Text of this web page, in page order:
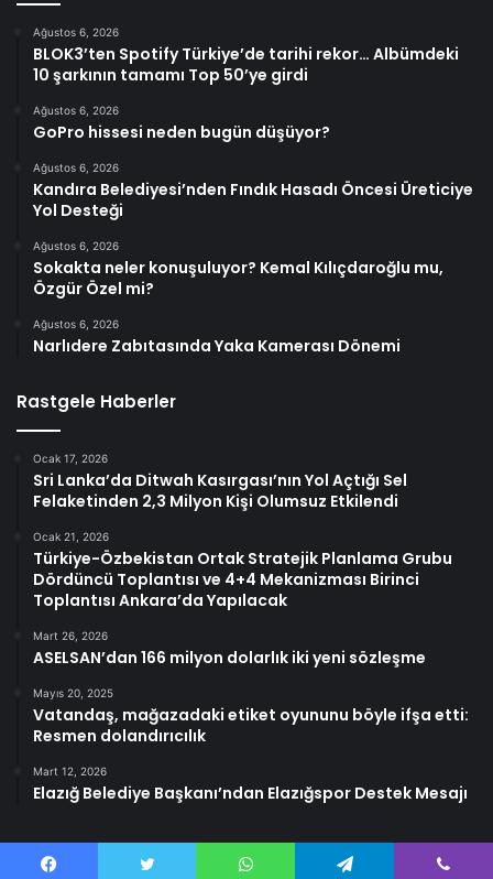
Ağustos 6, 2026
BLOK3’ten Spotify Türkiye’de tarihi rekor… Albümdeki
10 şarkının tamamı Top 50’ye girdi
Ağustos 6, 2026
GoPro hissesi neden bugün düşüyor?
Ağustos 6, 2026
Kandıra Belediyesi’nden Fındık Hasadı Öncesi Üreticiye
Yol Desteği
Ağustos 6, 2026
Sokakta neler konuşuluyor? Kemal Kılıçdaroğlu mu,
Özgür Özel mi?
Ağustos 6, 2026
Narlıdere Zabıtasında Yaka Kamerası Dönemi
Rastgele Haberler
Ocak 17, 2026
Sri Lanka’da Ditwah Kasırgası’nın Yol Açtığı Sel
Felaketinden 2,3 Milyon Kişi Olumsuz Etkilendi
Ocak 21, 2026
Türkiye-Özbekistan Ortak Stratejik Planlama Grubu
Dördüncü Toplantısı ve 4+4 Mekanizması Birinci
Toplantısı Ankara’da Yapılacak
Mart 26, 2026
ASELSAN’dan 166 milyon dolarlık iki yeni sözleşme
Mayıs 20, 2025
Vatandaş, mağazadaki etiket oyununu böyle ifşa etti:
Resmen dolandırıcılık
Mart 12, 2026
Elazığ Belediye Başkanı’ndan Elazığspor Destek Mesajı